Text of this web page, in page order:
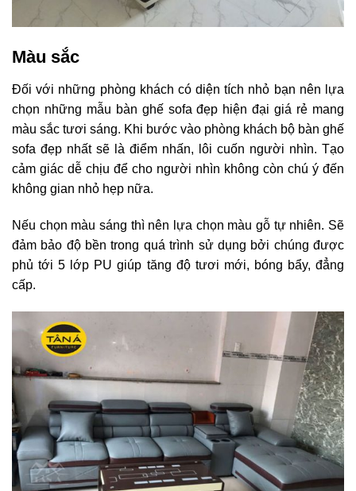
Màu sắc
Đối với những phòng khách có diện tích nhỏ bạn nên lựa
chọn những mẫu bàn ghế sofa đẹp hiện đại giá rẻ mang
màu sắc tươi sáng. Khi bước vào phòng khách bộ bàn ghế
sofa đẹp nhất sẽ là điểm nhấn, lôi cuốn người nhìn. Tạo
cảm giác dễ chịu để cho người nhìn không còn chú ý đến
không gian nhỏ hẹp nữa.
Nếu chọn màu sáng thì nên lựa chọn màu gỗ tự nhiên. Sẽ
đảm bảo độ bền trong quá trình sử dụng bởi chúng được
phủ tới 5 lớp PU giúp tăng độ tươi mới, bóng bẩy, đẳng
cấp.